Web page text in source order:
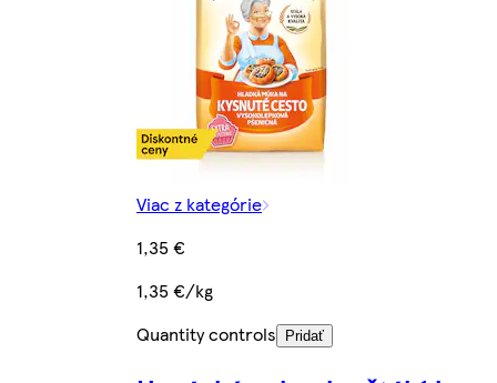
Viac z kategórie
1,35 €
1,35 €/kg
Quantity controls
Pridať